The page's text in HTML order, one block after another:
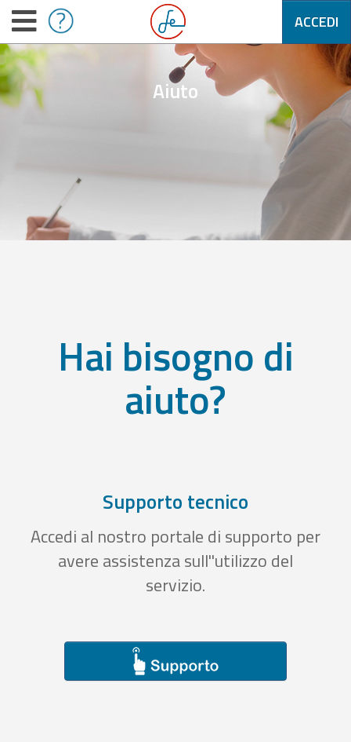
ACCEDI
Aiuto
Hai bisogno di
aiuto?
Supporto tecnico
Accedi al nostro portale di supporto per
avere assistenza sull''utilizzo del
servizio.